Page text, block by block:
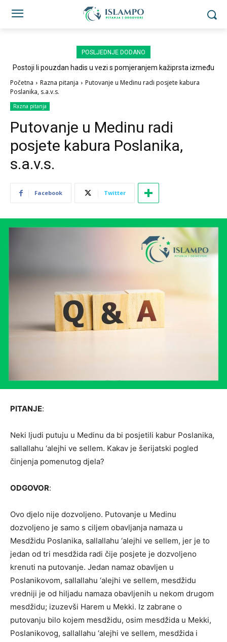
POSLJEDNJE DODANO
Postoji li pouzdan hadis u vezi s pomjeranjem kažiprsta između
Početna Razna pitanja
Putovanje u Medinu radi posjete kabura
Poslanika, s.a.v.s.
Razna pitanja
Putovanje u Medinu radi
posjete kabura Poslanika,
s.a.v.s.
Facebook Twitter
PITANJE:
Neki ljudi putuju u Medinu da bi posjetili kabur Poslanika,
sallallahu ‘alejhi ve sellem. Kakav je šerijatski pogled
činjenja pomenutog djela?
ODGOVOR:
Ovo djelo nije dozvoljeno. Putovanje u Medinu
dozvoljeno je samo s ciljem obavljanja namaza u
Mesdžidu Poslanika, sallallahu ‘alejhi ve sellem, jer je to
jedan od tri mesdžida radi čije posjete je dozvoljeno
krenuti na putovanje. Jedan namaz obavljen u
Poslanikovom, sallallahu ‘alejhi ve sellem, mesdžidu
vredniji je od hiljadu namaza obavljenih u nekom drugom
mesdžidu; izuzevši Harem u Mekki. Iz zabrane o
putovanju bilo kojem mesdžidu, osim mesdžida u Mekki,
Poslanikovog, sallallahu ‘alejhi ve sellem, mesdžida i